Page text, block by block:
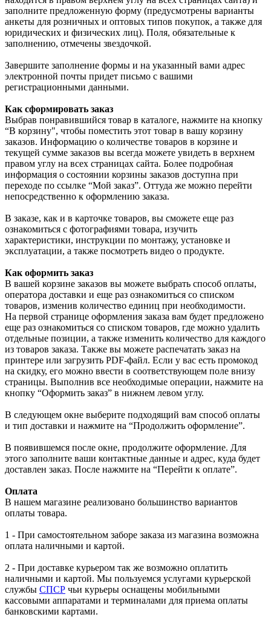
заполните предложенную форму (предусмотрены варианты
анкеты для розничных и оптовых типов покупок, а также для
юридических и физических лиц). Поля, обязательные к
заполнению, отмечены звездочкой.
Завершите заполнение формы и на указанный вами адрес
электронной почты придет письмо с вашими
регистрационными данными.
Как сформировать заказ
Выбрав понравившийся товар в каталоге, нажмите на кнопку
“В корзину", чтобы поместить этот товар в вашу корзину
заказов. Информацию о количестве товаров в корзине и
текущей сумме заказов вы всегда можете увидеть в верхнем
правом углу на всех страницах сайта. Более подробная
информация о состоянии корзины заказов доступна при
переходе по ссылке “Мой заказ”. Оттуда же можно перейти
непосредственно к оформлению заказа.
В заказе, как и в карточке товаров, вы сможете еще раз
ознакомиться с фотографиями товара, изучить
характеристики, инструкции по монтажу, установке и
эксплуатации, а также посмотреть видео о продукте.
Как оформить заказ
В вашей корзине заказов вы можете выбрать способ оплаты,
оператора доставки и еще раз ознакомиться со списком
товаров, изменив количество единиц при необходимости.
На первой странице оформления заказа вам будет предложено
еще раз ознакомиться со списком товаров, где можно удалить
отдельные позиции, а также изменить количество для каждого
из товаров заказа. Также вы можете распечатать заказ на
принтере или загрузить PDF-файл. Если у вас есть промокод
на скидку, его можно ввести в соответствующем поле внизу
страницы. Выполнив все необходимые операции, нажмите на
кнопку “Оформить заказ” в нижнем левом углу.
В следующем окне выберите подходящий вам способ оплаты
и тип доставки и нажмите на “Продолжить оформление”.
В появившемся после окне, продолжите оформление. Для
этого заполните ваши контактные данные и адрес, куда будет
доставлен заказ. После нажмите на “Перейти к оплате”.
Оплата
В нашем магазине реализовано большинство вариантов
оплаты товара.
1 - При самостоятельном заборе заказа из магазина возможна
оплата наличными и картой.
2 - При доставке курьером так же возможно оплатить
наличными и картой. Мы пользуемся услугами курьерской
службы СПСР чьи курьеры оснащены мобильными
кассовыми аппаратами и терминалами для приема оплаты
банковскими картами.